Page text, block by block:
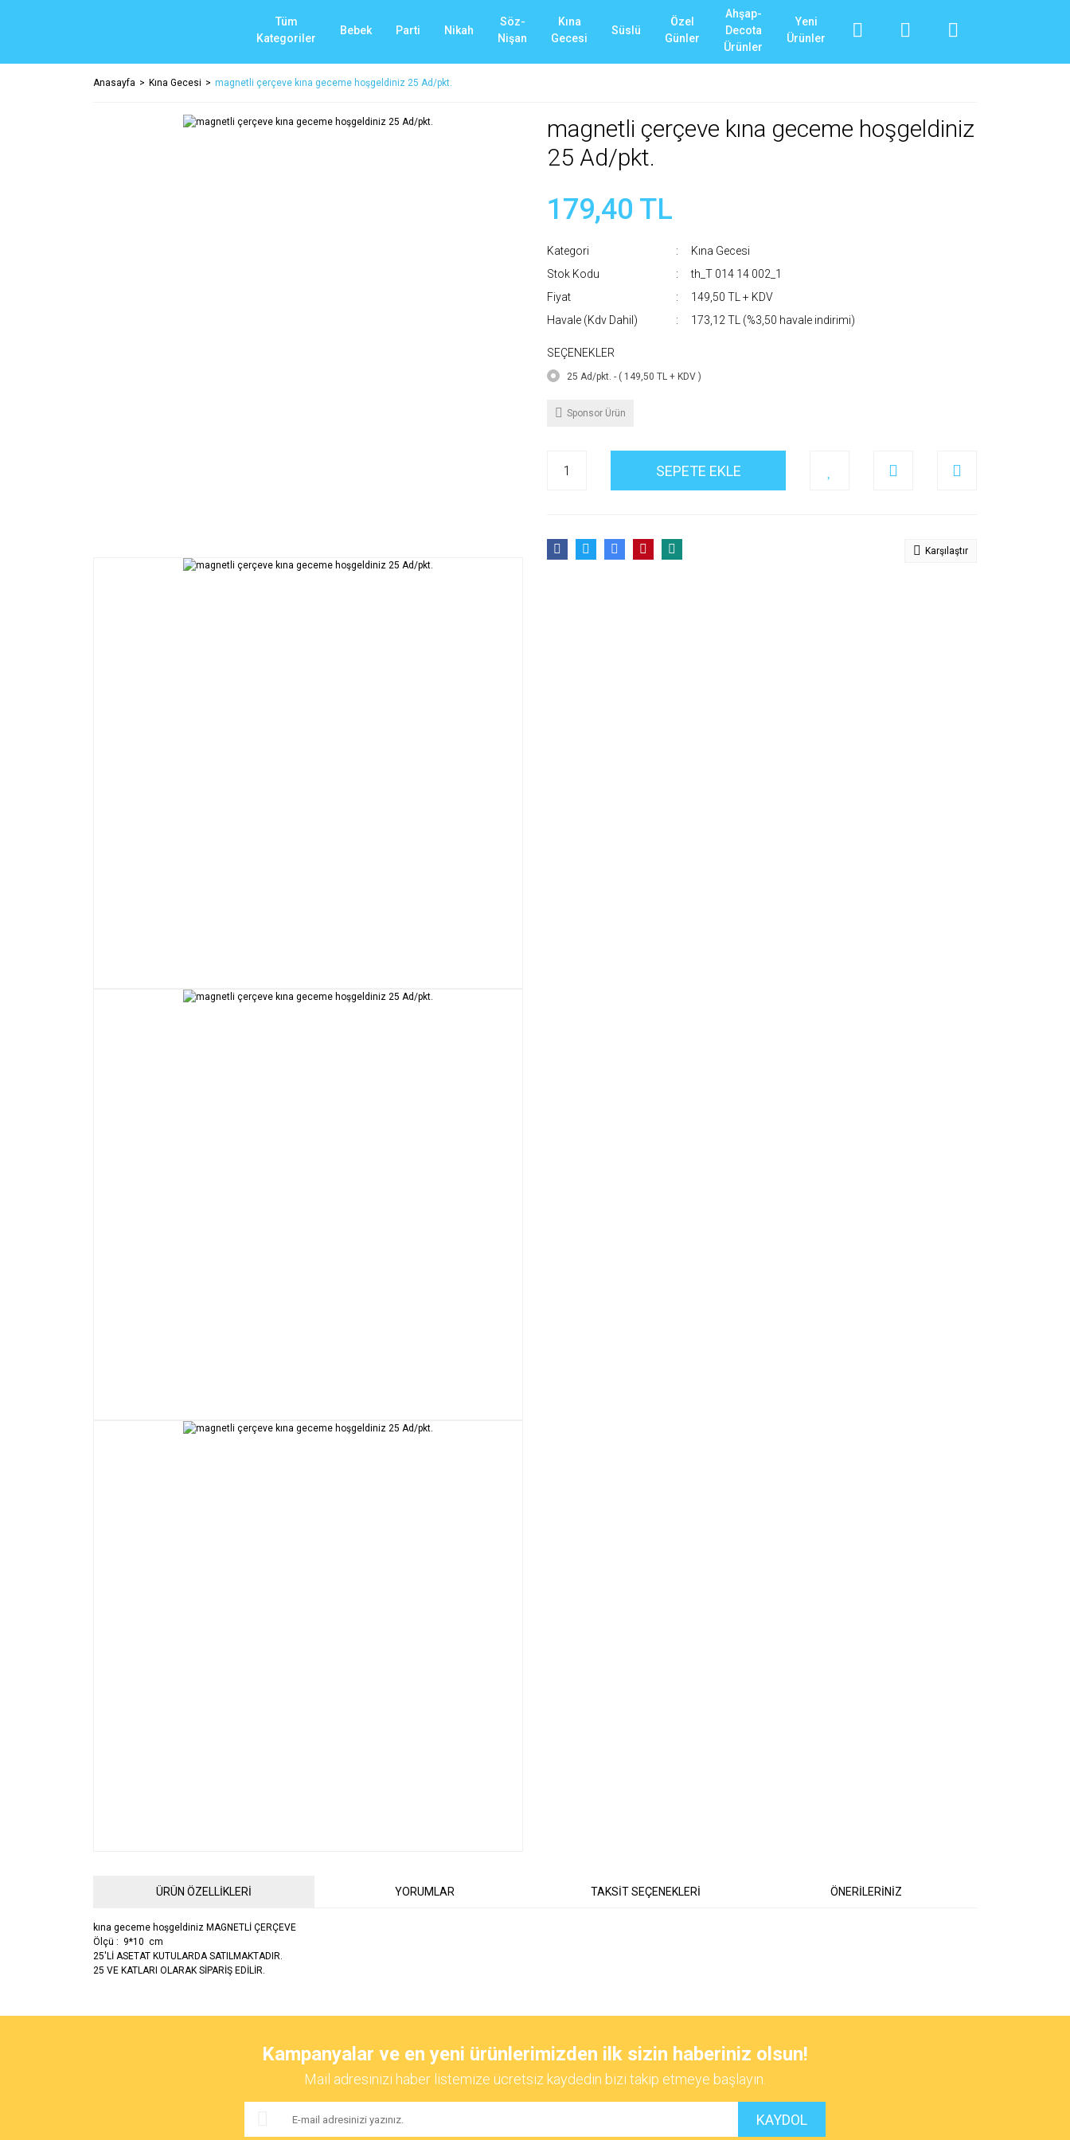
Tüm
Kategoriler
Bebek Parti Nikah
Söz-
Nişan
Kına
Gecesi
Süslü
Özel
Günler
Ahşap-
Decota
Ürünler
Yeni
Ürünler
Anasayfa Kına Gecesi magnetli çerçeve kına geceme hoşgeldiniz 25 Ad/pkt.
magnetli çerçeve kına geceme hoşgeldiniz
25 Ad/pkt.
179,40 TL
Kategori
Kına Gecesi
Stok Kodu
th_T 014 14 002_1
Fiyat
149,50 TL + KDV
Havale (Kdv Dahil)
173,12 TL (%3,50 havale indirimi)
SEÇENEKLER
25 Ad/pkt. - ( 149,50 TL + KDV )
Sponsor Ürün
SEPETE EKLE
Karşılaştır
ÜRÜN ÖZELLİKLERİ YORUMLAR TAKSİT SEÇENEKLERİ ÖNERİLERİNİZ
kına geceme hoşgeldiniz MAGNETLİ ÇERÇEVE
Ölçü : 9*10 cm
25'Lİ ASETAT KUTULARDA SATILMAKTADIR.
25 VE KATLARI OLARAK SİPARİŞ EDİLİR.
Yorum Yaz
Ürün resmi kalitesiz, bozuk veya görüntülenemiyor.
Kampanyalar ve en yeni ürünlerimizden ilk sizin haberiniz olsun!
Mail adresinizi haber listemize ücretsiz kaydedin bizi takip etmeye başlayın.
KAYDOL